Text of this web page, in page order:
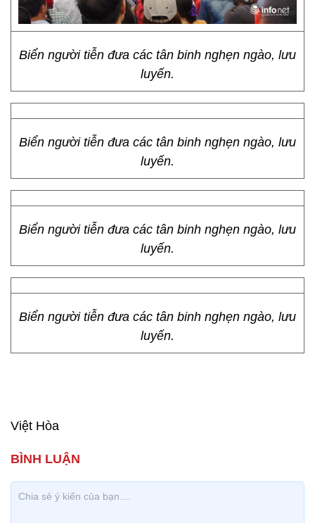
Biển người tiễn đưa các tân binh nghẹn ngào, lưu
luyến.
Biển người tiễn đưa các tân binh nghẹn ngào, lưu
luyến.